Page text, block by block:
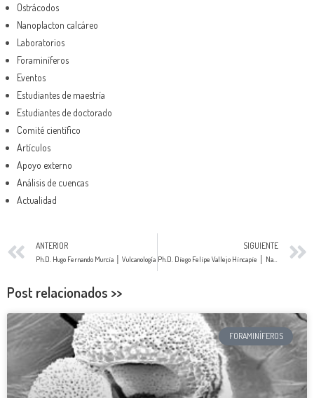
Ostrácodos
Nanoplacton calcáreo
Laboratorios
Foraminíferos
Eventos
Estudiantes de maestría
Estudiantes de doctorado
Comité científico
Artículos
Apoyo externo
Análisis de cuencas
Actualidad
ANTERIOR
Ph.D. Hugo Fernando Murcia │ Vulcanología
SIGUIENTE
Ph.D. Diego Felipe Vallejo Hincapie │ Nanofósiles Calcáreos
Post relacionados >>
FORAMINÍFEROS